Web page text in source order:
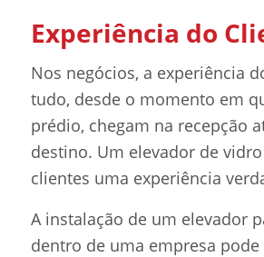
Experiência do
Nos negócios, a experiência
tudo, desde o momento em
prédio, chegam na recepção
destino. Um elevador de
clientes uma experiência
A instalação de um elevador
dentro de uma empresa